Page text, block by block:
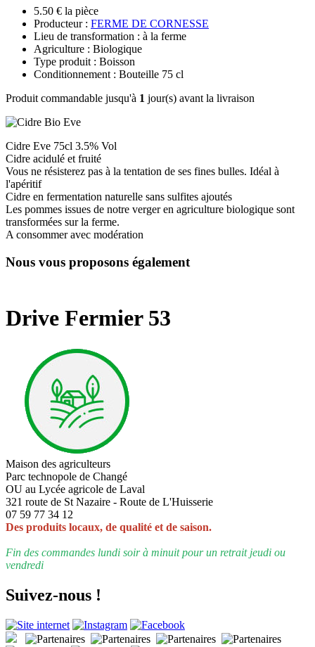
5.50 € la pièce
Producteur : FERME DE CORNESSE
Lieu de transformation : à la ferme
Agriculture : Biologique
Type produit : Boisson
Conditionnement : Bouteille 75 cl
Produit commandable jusqu'à 1 jour(s) avant la livraison
Cidre Eve 75cl 3.5% Vol
Cidre acidulé et fruité
Vous ne résisterez pas à la tentation de ses fines bulles. Idéal à
l'apéritif
Cidre en fermentation naturelle sans sulfites ajoutés
Les pommes issues de notre verger en agriculture biologique sont
transformées sur la ferme.
A consommer avec modération
Nous vous proposons également
Drive Fermier 53
Maison des agriculteurs
Parc technopole de Changé
OU au Lycée agricole de Laval
321 route de St Nazaire - Route de L'Huisserie
07 59 77 34 12
Des produits locaux, de qualité et de saison.
Fin des commandes lundi soir à minuit pour un retrait jeudi ou
vendredi
Suivez-nous !